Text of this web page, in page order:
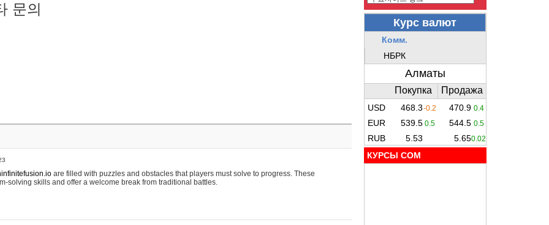
문의
are filled with puzzles and obstacles that players must solve to progress. These
solving skills and offer a welcome break from traditional battles.
КУРСЫ COM